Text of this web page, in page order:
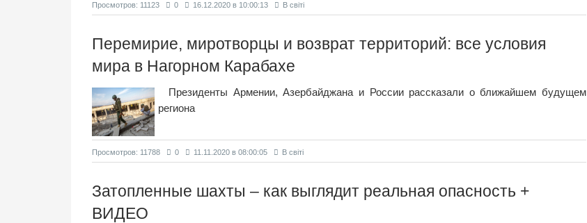
Просмотров: 11123 0 16.12.2020 в 10:00:13 В світі
Перемирие, миротворцы и возврат территорий: все условия
мира в Нагорном Карабахе
Президенты Армении, Азербайджана и России рассказали о ближайшем будущем
региона
Просмотров: 11788 0 11.11.2020 в 08:00:05 В світі
Затопленные шахты – как выглядит реальная опасность +
ВИДЕО